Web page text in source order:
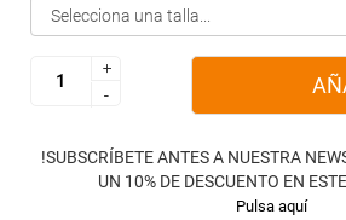
+
-
+
-
!SUBSCRÍBETE ANTES A NUESTRA
UN 10% DE DESCUENTO EN
Pulsa aquí